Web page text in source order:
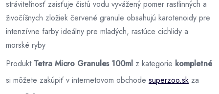
stráviteľnosť zaisťuje čistú vodu vyvážený pomer rastlinných a
živočíšnych zložiek červené granule obsahujú karotenoidy pre
intenzívne farby ideálny pre mladých, rastúce cichlidy a
morské ryby
Produkt Tetra Micro Granules 100ml z kategorie kompletné
si môžete zakúpiť v internetovom obchode superzoo.sk za